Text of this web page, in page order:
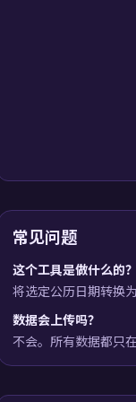
常见问题
这个工具是做什么的
将选定公历日期转换
数据会上传吗？
不会。所有数据都只